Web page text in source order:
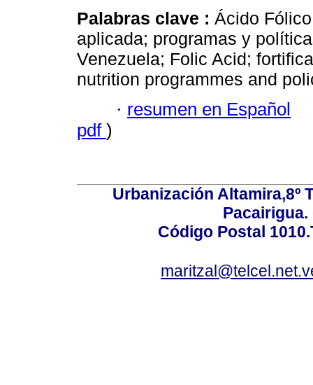
Palabras clave : Ácido
aplicada; programas y
Venezuela; Folic Acid;
nutrition programmes and
· resumen en Español
pdf )
Urbanización Altamira,8º
Pacairigua.
Código Postal